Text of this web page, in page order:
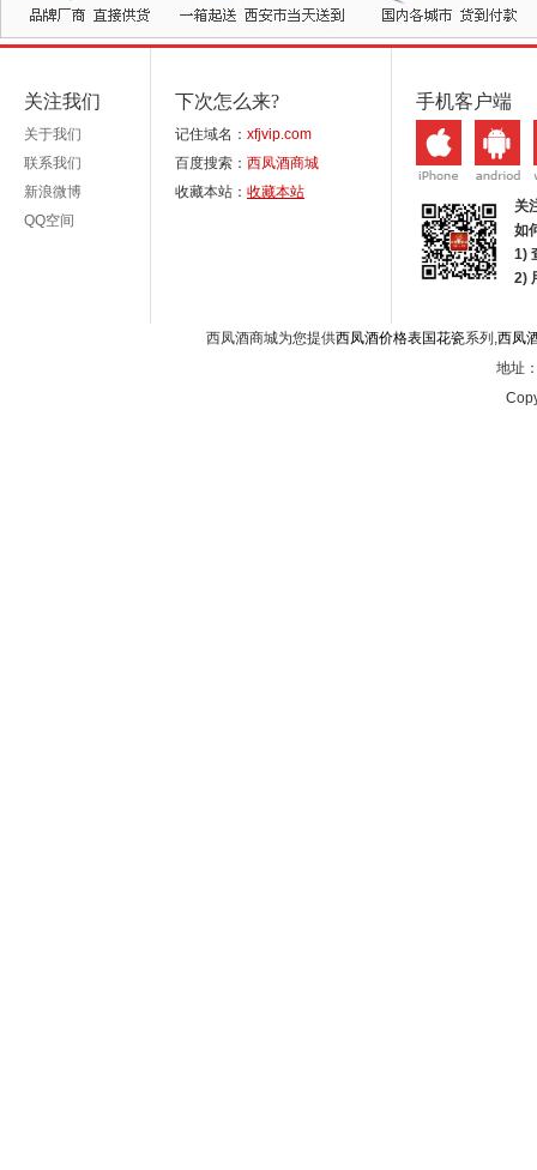
关注我们
关于我们
联系我们
新浪微博
QQ空间
下次怎么来?
记住域名： xfjvip.com
百度搜索： 西凤酒商城
收藏本站： 收藏本站
手机客户端
关
如
1)
2)
西凤酒商城为您提供西凤酒价格表国花瓷系列,西凤
地址